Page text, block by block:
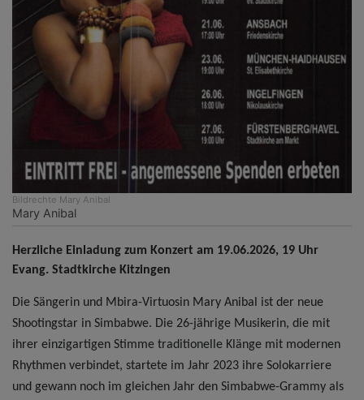
Bildrechte Mary Anibal
Mary Anibal
Herzliche Einladung zum Konzert am 19.06.2026, 19 Uhr
Evang. Stadtkirche Kitzingen
Die Sängerin und Mbira-Virtuosin Mary Anibal ist der neue
Shootingstar in Simbabwe. Die 26-jährige Musikerin, die mit
ihrer einzigartigen Stimme traditionelle Klänge mit modernen
Rhythmen verbindet, startete im Jahr 2023 ihre Solokarriere
und gewann noch im gleichen Jahr den Simbabwe-Grammy als